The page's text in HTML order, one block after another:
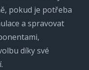
pokud je potřeba
a spravovat
díky své